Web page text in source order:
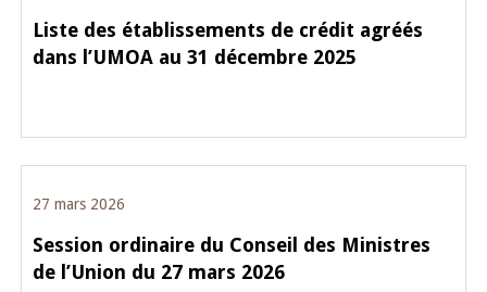
Liste des établissements de crédit agréés
dans l’UMOA au 31 décembre 2025
27 mars 2026
Session ordinaire du Conseil des Ministres
de l’Union du 27 mars 2026